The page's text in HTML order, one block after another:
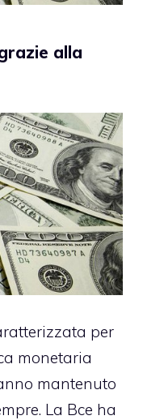
alla
per
monetaria
mantenuto
La Bce ha